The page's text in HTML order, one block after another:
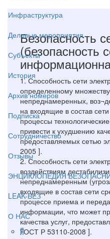
Инфраструктура
Деловые мероприятия
Субъекты
История
Архив номеров
Подписка
Сотрудничество
Отзывы
ЭНЦИКЛОПЕДИЯ
LEAK-БЕЗ
О НАС
Безопасность
(безопасность
1. Способность сети
определенному
непреднамеренных,
на входящие в состав
процессы
привести к ухудшению
предоставляемых сетью
2005 ].
2. Способность сети
воздействиям
непреднамеренным
входящие в состав сети
процессе приема и
информации, что может
качества услуг,
ГОСТ Р 53110-2008 ].